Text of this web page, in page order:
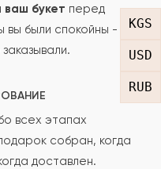
KGS
USD
RUB
букет перед
вы были спокойны -
всех этапах
собран, когда
доставлен.